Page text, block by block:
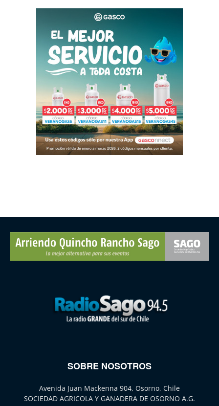
SOBRE NOSOTROS
Avenida Juan Mackenna 904, Osorno, Chile
SOCIEDAD AGRICOLA Y GANADERA DE OSORNO A.G.